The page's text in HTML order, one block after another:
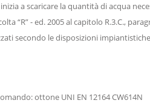
a scaricare la quantità di acqua
“R” - ed. 2005 al capitolo R.3.C.,
secondo le disposizioni impiantistiche
ottone UNI EN 12164 CW614N